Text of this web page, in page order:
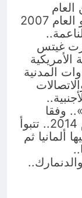
للحزب الشيوعي الصيني هو جينتاو العام 2007
غيتس
الأمريكية
المدنية
وفقا
لمسح مونوكل للقوة الناعمة العام 2014.. تتبوأ
ألمانيا ثم